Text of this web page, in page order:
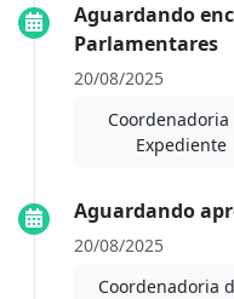
Aguardando
Parlamentares
20/08/2025
Coordenadoria
Expediente
Aguardando
20/08/2025
Coordenadoria